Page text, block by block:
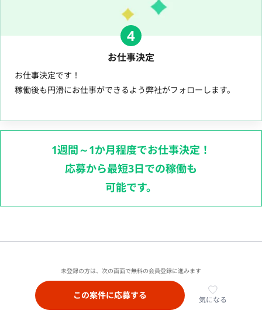
4
お仕事決定
お仕事決定です！
稼働後も円滑にお仕事ができるよう弊社がフォローします。
1週間～1か月程度でお仕事決定！
応募から最短3日での稼働も
可能です。
未登録の方は、次の画面で無料の会員登録に進みます
この案件に応募する 気になる